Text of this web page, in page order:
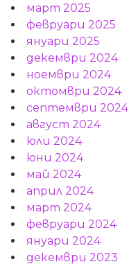
март 2025
февруари 2025
януари 2025
декември 2024
ноември 2024
октомври 2024
септември 2024
август 2024
юли 2024
юни 2024
май 2024
април 2024
март 2024
февруари 2024
януари 2024
декември 2023